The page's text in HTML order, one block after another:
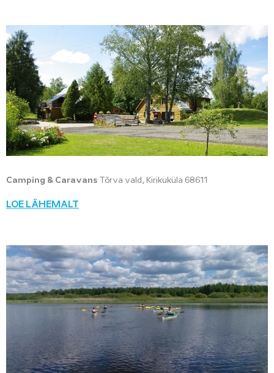
Camping & Caravans Tõrva vald, Kirikuküla 68611
LOE LÄHEMALT